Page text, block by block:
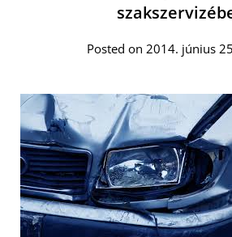
Posted on 2014. június